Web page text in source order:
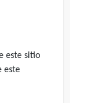
este sitio
este